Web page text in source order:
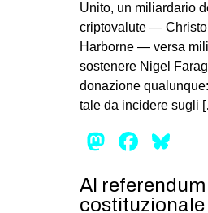
DIRITTO
GENERI
Unito, un miliardario
criptovalute —
Harborne — versa
sostenere Nigel
donazione
tale da incidere sugli
Al referendum
costituzionale